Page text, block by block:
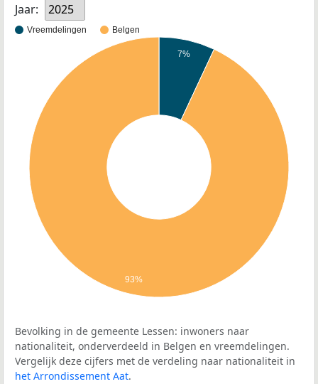
Jaar: 2025
Vreemdelingen Belgen
7%
93%
Bevolking in de gemeente Lessen: inwoners naar
nationaliteit, onderverdeeld in Belgen en vreemdelingen.
Vergelijk deze cijfers met de verdeling naar nationaliteit in
het Arrondissement Aat.